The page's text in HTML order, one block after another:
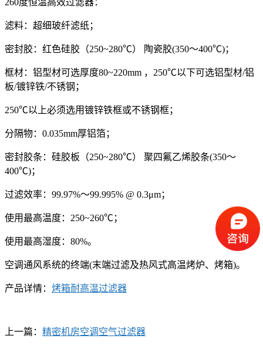
滤料：超细玻纤滤纸；
密封胶：红色硅胶（250~280℃） 陶瓷胶(350～400℃)；
框材：铝型材可选厚度80~220mm ，250℃以下可选铝型材/铝
板/镀锌铁/不锈钢；
250℃以上必须选用镀锌铁框或不锈钢框；
分隔物：0.035mm厚铝箔；
密封胶条：硅胶板（250~280℃） 聚四氟乙烯胶条(350～
400℃)；
过滤效率：99.97%～99.995% @ 0.3μm；
使用最高温度：250~260℃；
使用最高湿度：80%。
空调通风系统的终端(末端过滤及热风式高温烤炉、烤箱)。
产品详情： 烤箱耐高温过滤器
上一篇： 精密机房空调空气过滤器